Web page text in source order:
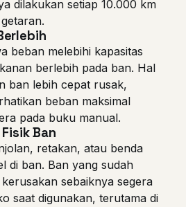
dilakukan setiap 10.000 km
beban melebihi kapasitas
berlebih pada ban. Hal
ban lebih cepat rusak,
beban maksimal
pada buku manual.
Ban
retakan, atau benda
di ban. Ban yang sudah
sebaiknya segera
saat digunakan, terutama di